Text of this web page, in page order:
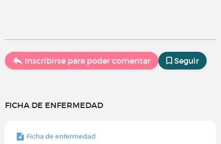
Inscribirse para poder comentar Seguir
FICHA DE ENFERMEDAD
Ficha de enfermedad